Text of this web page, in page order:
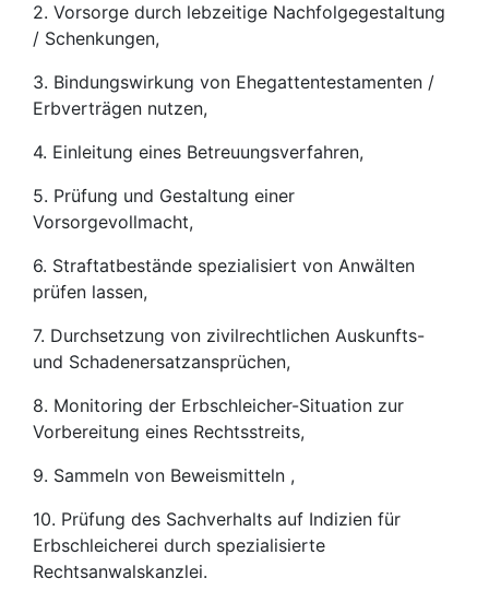
2. Vorsorge durch lebzeitige Nachfolgegestaltung
/ Schenkungen,
3. Bindungswirkung von Ehegattentestamenten /
Erbverträgen nutzen,
4. Einleitung eines Betreuungsverfahren,
5. Prüfung und Gestaltung einer
Vorsorgevollmacht,
6. Straftatbestände spezialisiert von Anwälten
prüfen lassen,
7. Durchsetzung von zivilrechtlichen Auskunfts-
und Schadenersatzansprüchen,
8. Monitoring der Erbschleicher-Situation zur
Vorbereitung eines Rechtsstreits,
9. Sammeln von Beweismitteln ,
10. Prüfung des Sachverhalts auf Indizien für
Erbschleicherei durch spezialisierte
Rechtsanwalskanzlei.